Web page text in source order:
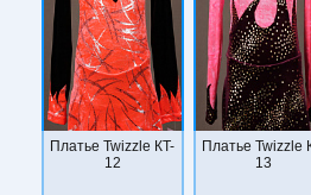
Платье Twizzle КT-
12
Платье Twizzle
13